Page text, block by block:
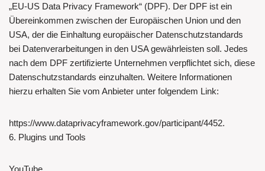
„EU-US Data Privacy Framework“ (DPF). Der DPF ist ein
Übereinkommen zwischen der Europäischen Union und den
USA, der die Einhaltung europäischer Datenschutzstandards
bei Datenverarbeitungen in den USA gewährleisten soll. Jedes
nach dem DPF zertifizierte Unternehmen verpflichtet sich, diese
Datenschutzstandards einzuhalten. Weitere Informationen
hierzu erhalten Sie vom Anbieter unter folgendem Link:
https://www.dataprivacyframework.gov/participant/4452.
6. Plugins und Tools
YouTube